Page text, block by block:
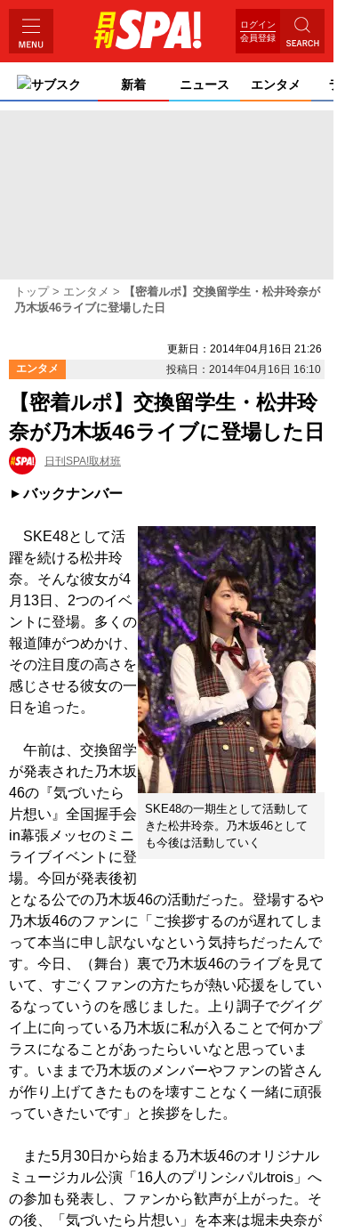
ログイン
会員登録
サブスク 新着 ニュース エンタメ
トップ エンタメ
【密着ルポ】交換留学生・松井玲奈が
乃木坂46ライブに登場した日
更新日：2014年04月16日 21:26
エンタメ
投稿日：2014年04月16日 16:10
【密着ルポ】交換留学生・松井玲
奈が乃木坂46ライブに登場した日
日刊SPA!取材班
バックナンバー
SKE48の一期生として活動して
きた松井玲奈。乃木坂46として
も今後は活動していく
SKE48として活
躍を続ける松井玲
奈。そんな彼女が4
月13日、2つのイベ
ントに登場。多くの
報道陣がつめかけ、
その注目度の高さを
感じさせる彼女の一
日を追った。
午前は、交換留学
が発表された乃木坂
46の『気づいたら
片想い』全国握手会
in幕張メッセのミニ
ライブイベントに登
場。今回が発表後初
となる公での乃木坂46の活動だった。登場するや
乃木坂46のファンに「ご挨拶するのが遅れてしま
って本当に申し訳ないなという気持ちだったんで
す。今日、（舞台）裏で乃木坂46のライブを見て
いて、すごくファンの方たちが熱い応援をしてい
るなっていうのを感じました。上り調子でグイグ
イ上に向っている乃木坂に私が入ることで何かプ
ラスになることがあったらいいなと思っていま
す。いままで乃木坂のメンバーやファンの皆さん
が作り上げてきたものを壊すことなく一緒に頑張
っていきたいです」と挨拶をした。
また5月30日から始まる乃木坂46のオリジナル
ミュージカル公演「16人のプリンシパルtrois」へ
の参加も発表し、ファンから歓声が上がった。そ
の後、「気づいたら片想い」を本来は堀未央奈が